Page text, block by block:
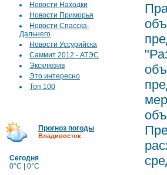
Новости Находки
Новости Приморья
Новости Спасска-
Дальнего
Новости Уссурийска
Саммит 2012 - АТЭС
Эксклюзив
Это интересно
Топ 100
Прогноз погоды
Владивосток
Сегодня
0°C | 0°C